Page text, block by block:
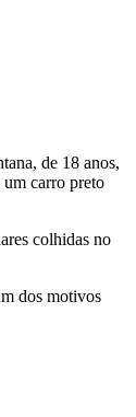
de 18 anos,
um carro preto
colhidas no
dos motivos